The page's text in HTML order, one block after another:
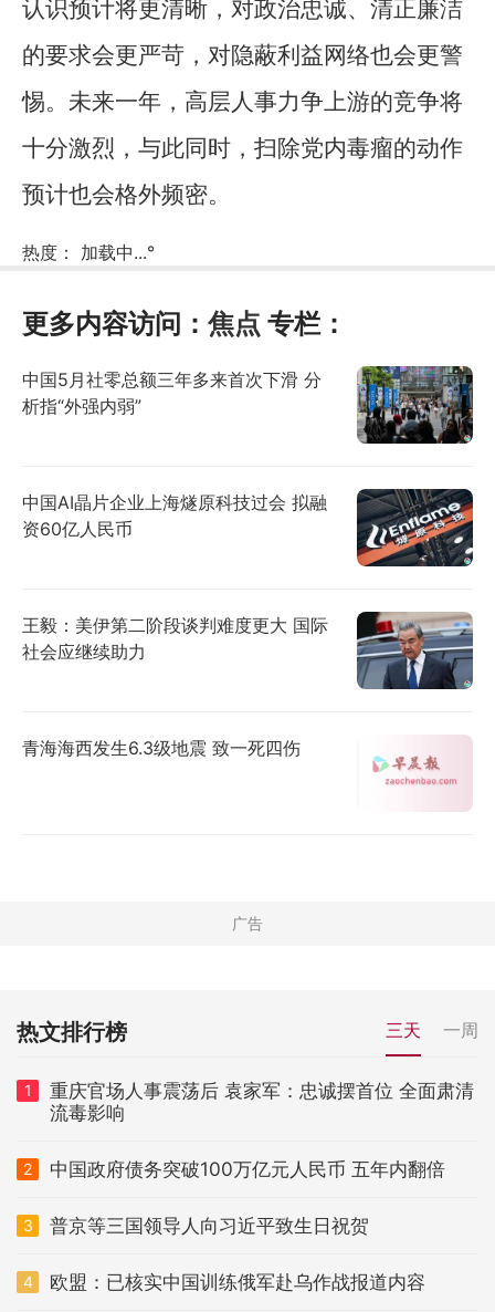
认识预计将更清晰，对政治忠诚、清正廉洁
的要求会更严苛，对隐蔽利益网络也会更警
惕。未来一年，高层人事力争上游的竞争将
十分激烈，与此同时，扫除党内毒瘤的动作
预计也会格外频密。
热度： 加载中...°
更多内容访问： 焦点 专栏：
中国5月社零总额三年多来首次下滑 分
析指“外强内弱”
中国AI晶片企业上海燧原科技过会 拟融
资60亿人民币
王毅：美伊第二阶段谈判难度更大 国际
社会应继续助力
青海海西发生6.3级地震 致一死四伤
热文排行榜 三天 一周
1
重庆官场人事震荡后 袁家军：忠诚摆首位 全面肃清
流毒影响
2 中国政府债务突破100万亿元人民币 五年内翻倍
3 普京等三国领导人向习近平致生日祝贺
4 欧盟：已核实中国训练俄军赴乌作战报道内容